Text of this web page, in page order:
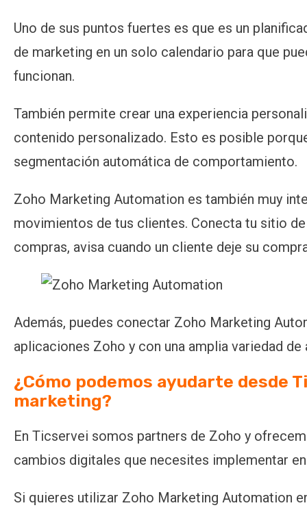
Uno de sus puntos fuertes es que es un
de marketing en un solo calendario para que
funcionan.
También permite crear una experiencia
contenido personalizado. Esto es posible
segmentación automática de comportamiento.
Zoho Marketing Automation es también muy
movimientos de tus clientes. Conecta tu sitio
compras, avisa cuando un cliente deje su
Además, puedes conectar Zoho Marketing
aplicaciones Zoho y con una amplia variedad
¿Cómo podemos ayudarte desde
marketing?
En Ticservei somos partners de Zoho y
cambios digitales que necesites implementar
Si quieres utilizar Zoho Marketing Automation